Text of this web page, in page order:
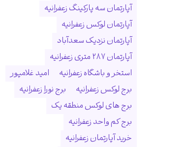
آپارتمان سه پارکینگ زعفرانیه
آپارتمان لوکس زعفرانیه
آپارتمان نزدیک سعدآباد
آپارتمان ۲۸۷ متری زعفرانیه
استخر و باشگاه زعفرانیه
امید غلامپور
برج لوکس زعفرانیه
برج نورا زعفرانیه
برج های لوکس منطقه یک
برج کم واحد زعفرانیه
خرید آپارتمان زعفرانیه